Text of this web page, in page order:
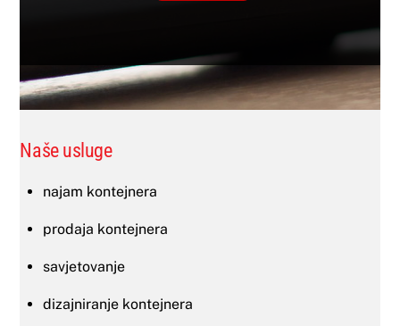
Naše usluge
najam kontejnera
prodaja kontejnera
savjetovanje
dizajniranje kontejnera